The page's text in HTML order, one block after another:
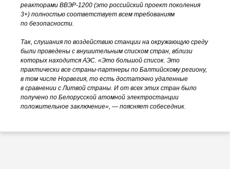
реакторами ВВЭР-1200 (это российский проект поколения
3+) полностью соответствует всем требованиям
по безопасности.
Так, слушания по воздействию станции на окружающую среду
были проведены с внушительным списком стран, вблизи
которых находится АЭС. «Это большой список. Это
практически все страны-партнеры по Балтийскому региону,
в том числе Норвегия, то есть достаточно удаленные
в сравнении с Литвой страны. И от всех этих стран было
получено по Белорусской атомной электростанции
положительное заключение», — поясняет собеседник.